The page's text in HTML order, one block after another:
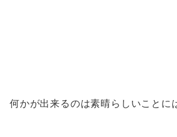
何かが出来るのは素晴らしいことに